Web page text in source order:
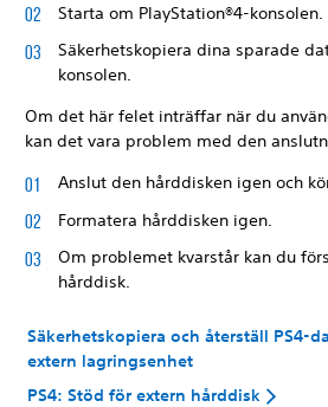
Starta om PlayStation®4-konsolen.
Säkerhetskopiera dina sparade
konsolen.
Om det här felet inträffar när du
kan det vara problem med den
Anslut den hårddisken igen och
Formatera hårddisken igen.
Om problemet kvarstår kan du
hårddisk.
Säkerhetskopiera och återställ PS4-
extern lagringsenhet
PS4: Stöd för extern hårddisk